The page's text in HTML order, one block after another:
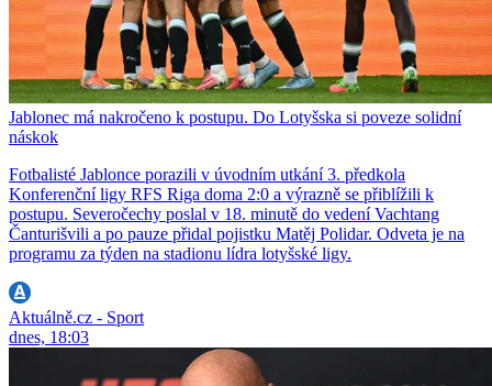
Jablonec má nakročeno k postupu. Do Lotyšska si poveze solidní
náskok
Fotbalisté Jablonce porazili v úvodním utkání 3. předkola
Konferenční ligy RFS Riga doma 2:0 a výrazně se přiblížili k
postupu. Severočechy poslal v 18. minutě do vedení Vachtang
Čanturišvili a po pauze přidal pojistku Matěj Polidar. Odveta je na
programu za týden na stadionu lídra lotyšské ligy.
Aktuálně.cz - Sport
dnes, 18:03